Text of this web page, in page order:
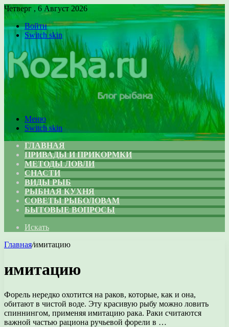
Четверг , 6 Август 2026
Войти
Switch skin
Меню
Switch skin
ГЛАВНАЯ
ПРИВАДЫ И ПРИКОРМКИ
МЕТОДЫ ЛОВЛИ
СНАСТИ
ВИДЫ РЫБ
РЫБНАЯ КУХНЯ
СОВЕТЫ РЫБОЛОВАМ
БЫТОВЫЕ ВОПРОСЫ
Искать
Главная/имитацию
имитацию
Форель нередко охотится на раков, которые, как и она,
обитают в чистой воде. Эту красивую рыбу можно ловить
спиннингом, применяя имитацию рака. Раки считаются
важной частью рациона ручьевой форели в …